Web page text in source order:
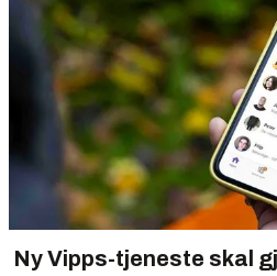
Ny Vipps-tjeneste skal